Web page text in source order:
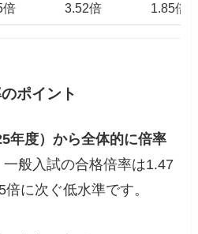
倍 3.52倍 1.85倍
ポイント
年度）から全体的に倍率
一般入試の合格倍率は1.47
に次ぐ低水準です。